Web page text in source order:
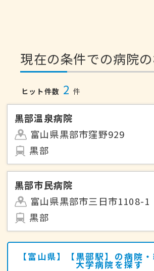
現在の条件での病院
ヒット件数 2 件
黒部温泉病院
富山県黒部市窪野929
黒部
黒部市民病院
富山県黒部市三日市1108-1
黒部
【富山県】【黒部駅】の病院
大学病院を探す